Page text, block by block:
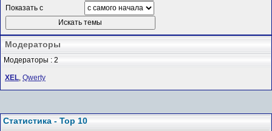
Показать с
Модераторы
Модераторы : 2
XEL, Qwerty
Статистика - Top 10